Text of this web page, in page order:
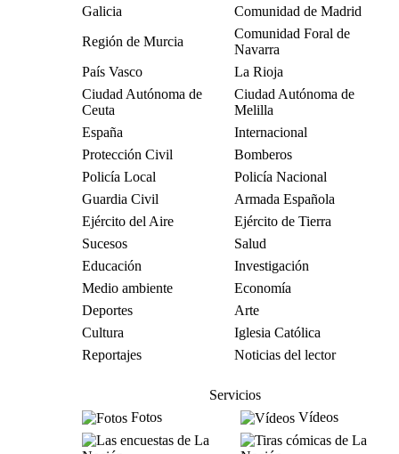
Galicia
Comunidad de Madrid
Región de Murcia
Comunidad Foral de
Navarra
País Vasco
La Rioja
Ciudad Autónoma de
Ceuta
Ciudad Autónoma de
Melilla
España
Internacional
Protección Civil
Bomberos
Policía Local
Policía Nacional
Guardia Civil
Armada Española
Ejército del Aire
Ejército de Tierra
Sucesos
Salud
Educación
Investigación
Medio ambiente
Economía
Deportes
Arte
Cultura
Iglesia Católica
Reportajes
Noticias del lector
Servicios
Fotos
Vídeos